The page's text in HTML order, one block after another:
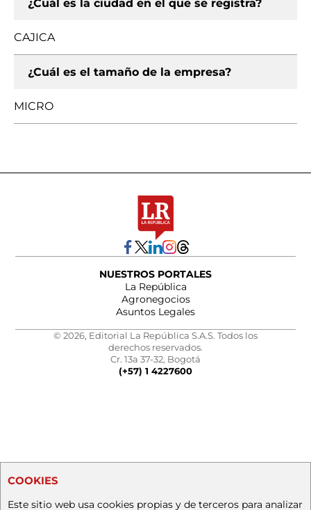
¿Cuál es la ciudad en el que se registra?
CAJICA
¿Cuál es el tamaño de la empresa?
MICRO
NUESTROS PORTALES
La República
Agronegocios
Asuntos Legales
© 2026, Editorial La República S.A.S. Todos los
derechos reservados.
Cr. 13a 37-32, Bogotá
(+57) 1 4227600
COOKIES
Este sitio web usa cookies propias y de terceros para analizar